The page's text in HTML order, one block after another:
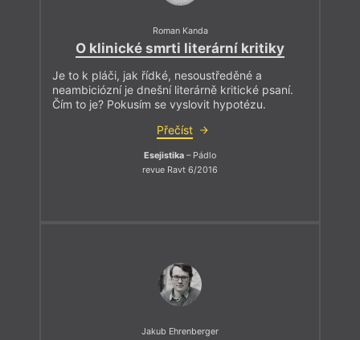
Roman Kanda
O klinické smrti literární kritiky
Je to k pláči, jak řídké, nesoustředěné a
neambiciózní je dnešní literárně kritické psaní.
Čím to je? Pokusím se vyslovit hypotézu.
Přečíst
Esejistika – Pádlo
revue Ravt 6/2016
Jakub Ehrenberger